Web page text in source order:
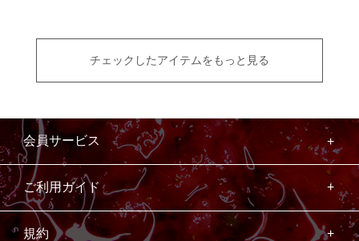
チェックしたアイテムをもっと見る
会員サービス
ご利用ガイド
規約